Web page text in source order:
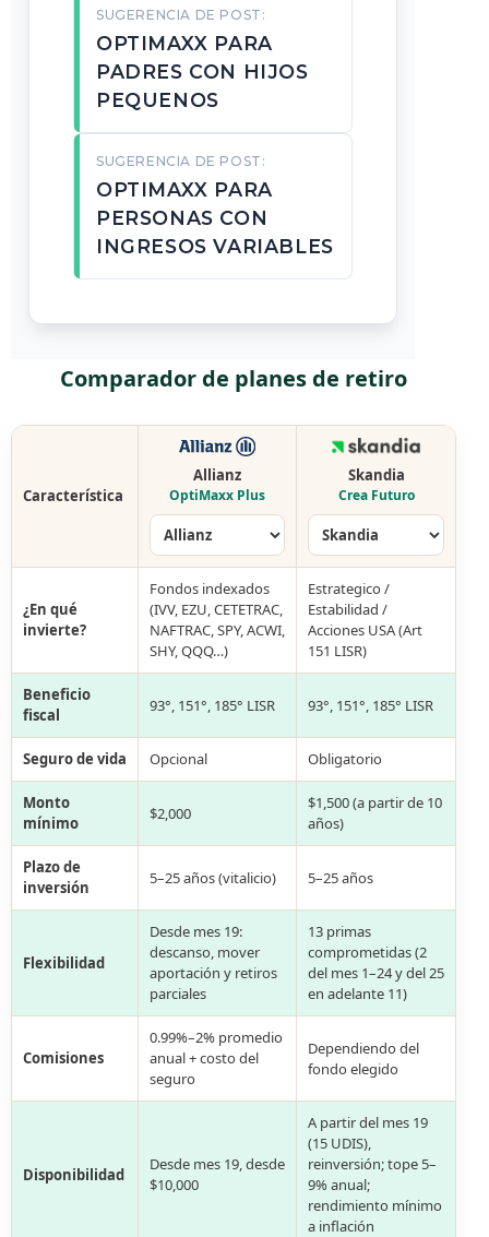
SUGERENCIA DE POST:
OPTIMAXX PARA
PADRES CON HIJOS
PEQUENOS
SUGERENCIA DE POST:
OPTIMAXX PARA
PERSONAS CON
INGRESOS VARIABLES
Comparador de planes de retiro
Característica
Allianz
OptiMaxx Plus
Skandia
Crea Futuro
¿En qué
invierte?
Fondos indexados
(IVV, EZU, CETETRAC,
NAFTRAC, SPY, ACWI,
SHY, QQQ…)
Estrategico /
Estabilidad /
Acciones USA (Art
151 LISR)
Beneficio
fiscal
93°, 151°, 185° LISR 93°, 151°, 185° LISR
Seguro de vida Opcional Obligatorio
Monto
mínimo
$2,000
$1,500 (a partir de 10
años)
Plazo de
inversión
5–25 años (vitalicio) 5–25 años
Flexibilidad
Desde mes 19:
descanso, mover
aportación y retiros
parciales
13 primas
comprometidas (2
del mes 1–24 y del 25
en adelante 11)
Comisiones
0.99%–2% promedio
anual + costo del
seguro
Dependiendo del
fondo elegido
Disponibilidad
Desde mes 19, desde
$10,000
A partir del mes 19
(15 UDIS),
reinversión; tope 5–
9% anual;
rendimiento mínimo
a inflación